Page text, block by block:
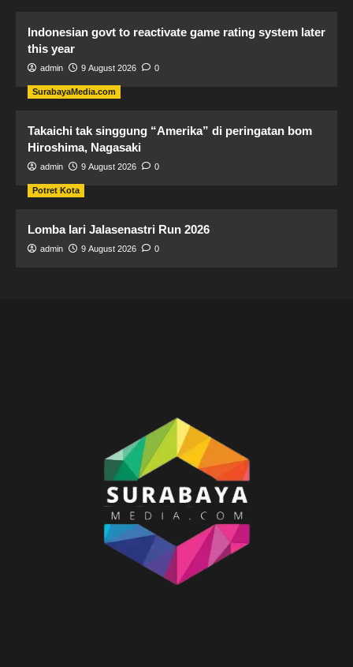
Indonesian govt to reactivate game rating system later
this year
admin 9 August 2026 0
SurabayaMedia.com
Takaichi tak singgung “Amerika” di peringatan bom
Hiroshima, Nagasaki
admin 9 August 2026 0
Potret Kota
Lomba lari Jalasenastri Run 2026
admin 9 August 2026 0